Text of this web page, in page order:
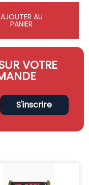
AJOUTER AU
PANIER
VOTRE
S'inscrire